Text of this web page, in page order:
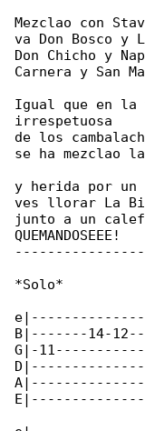
Mezclao con
va Don Bosco y
Don Chicho y
Carnera y San
Igual que en
irrespetuosa
de los
se ha mezclao
y herida por un
ves llorar La
junto a un
QUEMANDOSEEE!
*Solo*
B|-------14-
G|-